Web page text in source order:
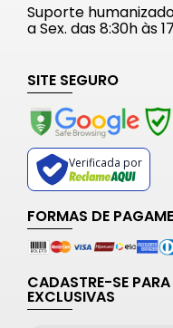
Suporte
a Sex. das 8:30h às
SITE SEGURO
Verificada por
FORMAS DE
CADASTRE-SE PARA
EXCLUSIVAS